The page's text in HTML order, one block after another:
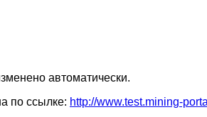
автоматически.
по ссылке: http://www.test.mining-